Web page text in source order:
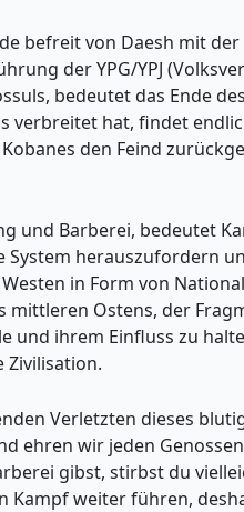
befreit von Daesh mit
der YPG/YPJ
bedeutet das Ende
hat, findet
den Feind
und Barberei, bedeutet
herauszufordern
in Form von
Ostens, der
ihrem Einfluss zu
Zivilisation.
Verletzten dieses
ehren wir jeden
gibst, stirbst du
weiter führen,